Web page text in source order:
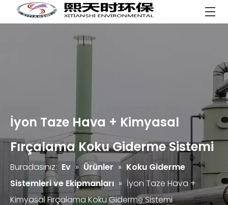
İyon Taze Hava + Kimyasal
Fırçalama Koku Giderme Sistemi
Buradasınız: Ev » Ürünler » Koku Giderme
Sistemleri ve Ekipmanları » İyon Taze Hava +
Kimyasal Fırçalama Koku Giderme Sistemi